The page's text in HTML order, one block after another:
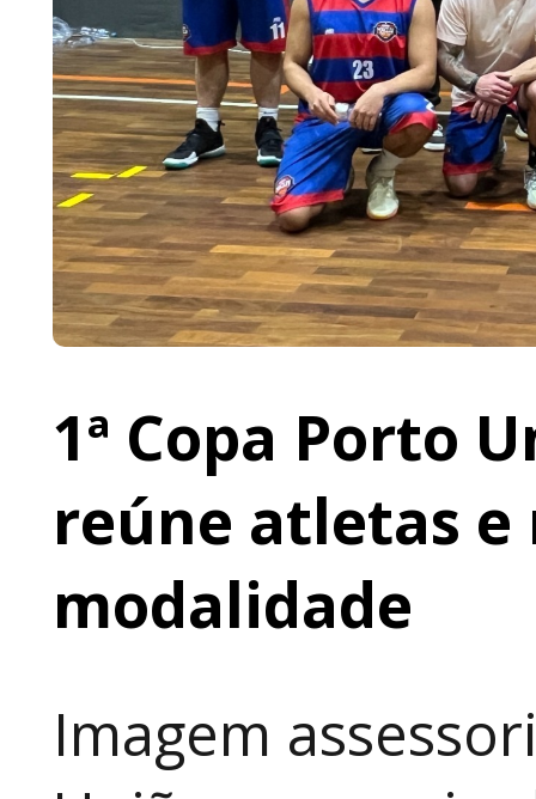
1ª Copa Porto
reúne atletas
modalidade
Imagem